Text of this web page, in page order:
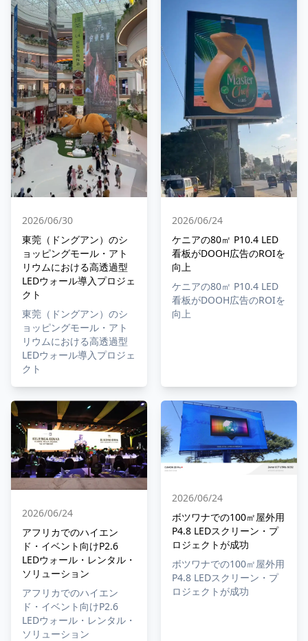
2026/06/30
東莞（ドングアン）のシ
ョッピングモール・アト
リウムにおける高透過型
LEDウォール導入プロジェ
クト
東莞（ドングアン）のシ
ョッピングモール・アト
リウムにおける高透過型
LEDウォール導入プロジェ
クト
2026/06/24
ケニアの80㎡ P10.4 LED
看板がDOOH広告のROIを
向上
ケニアの80㎡ P10.4 LED
看板がDOOH広告のROIを
向上
2026/06/24
アフリカでのハイエン
ド・イベント向けP2.6
LEDウォール・レンタル・
ソリューション
アフリカでのハイエン
ド・イベント向けP2.6
LEDウォール・レンタル・
ソリューション
2026/06/24
ボツワナでの100㎡屋外用
P4.8 LEDスクリーン・プ
ロジェクトが成功
ボツワナでの100㎡屋外用
P4.8 LEDスクリーン・プ
ロジェクトが成功